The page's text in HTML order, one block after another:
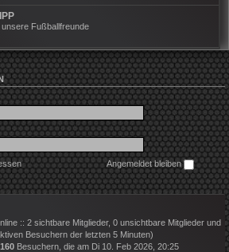
Fußballfreunde
Angemeldet bleiben
:: 2 sichtbare Mitglieder, 0 unsichtbare Mitglieder und
Besuchern der letzten 5 Minuten)
Besuchern, die am Di 10. Feb 2026, 20:25